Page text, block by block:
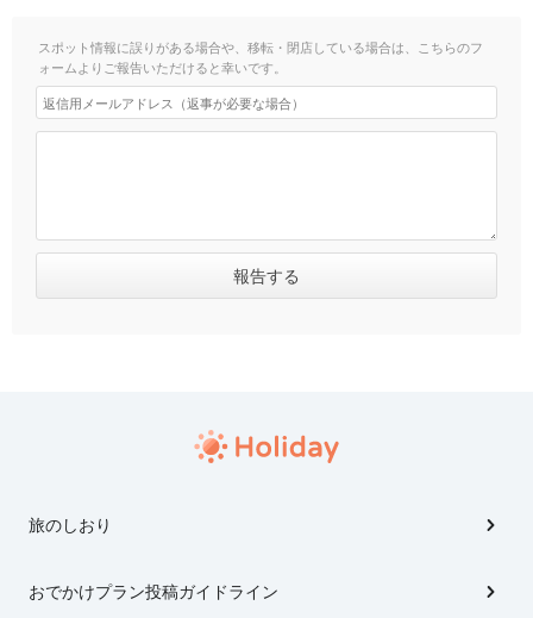
スポット情報に誤りがある場合や、移転・閉店している場合は、こちらのフ
ォームよりご報告いただけると幸いです。
旅のしおり
おでかけプラン投稿ガイドライン